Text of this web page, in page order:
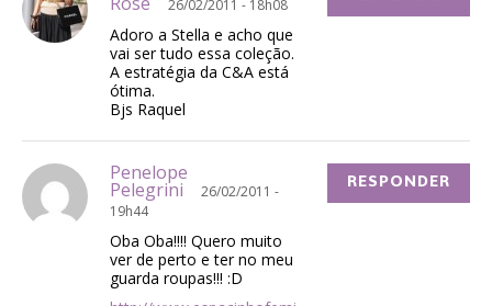
26/02/2011 - 18h08
Adoro a Stella e acho que
vai ser tudo essa coleção.
A estratégia da C&A está
ótima.
Bjs Raquel
Penelope
Pelegrini
26/02/2011 -
19h44
Oba Oba!!!! Quero muito
ver de perto e ter no meu
guarda roupas!!! :D
RESPONDER